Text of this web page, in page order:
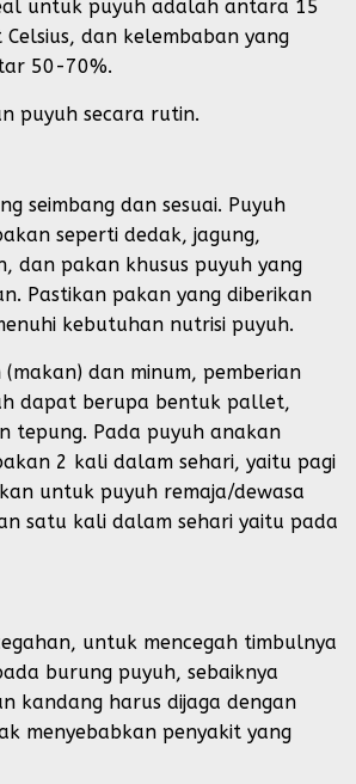
untuk puyuh adalah antara 15
dan kelembaban yang
50-70%.
puyuh secara rutin.
seimbang dan sesuai. Puyuh
seperti dedak, jagung,
dan pakan khusus puyuh yang
Pastikan pakan yang diberikan
kebutuhan nutrisi puyuh.
(makan) dan minum, pemberian
dapat berupa bentuk pallet,
tepung. Pada puyuh anakan
2 kali dalam sehari, yaitu pagi
untuk puyuh remaja/dewasa
satu kali dalam sehari yaitu pada
untuk mencegah timbulnya
burung puyuh, sebaiknya
kandang harus dijaga dengan
menyebabkan penyakit yang